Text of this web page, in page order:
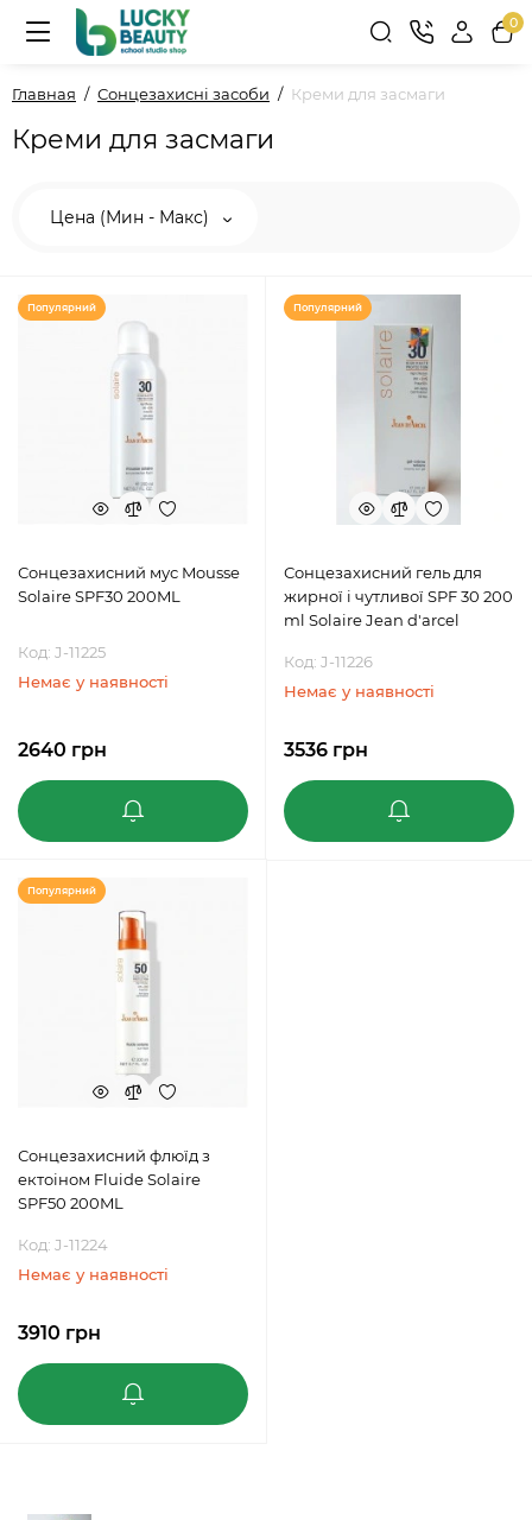
0
Главная Сонцезахисні засоби Креми для засмаги
Креми для засмаги
Цена (Мин - Макс)
Популярний
Сонцезахисний мус Mousse
Solaire SPF30 200ML
Код: J-11225
Немає у наявності
2640 грн
Популярний
Сонцезахисний гель для
жирної і чутливої SPF 30 200
ml Solaire Jean d'arcel
Код: J-11226
Немає у наявності
3536 грн
Популярний
Сонцезахисний флюїд з
ектоіном Fluide Solaire
SPF50 200ML
Код: J-11224
Немає у наявності
3910 грн